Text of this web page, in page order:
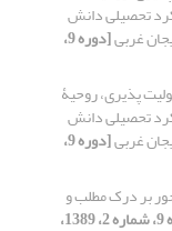
تحصیلی دانش
غربی [دوره 9،
پذیری، روحیۀ
تحصیلی دانش
غربی [دوره 9،
بر درک مطلب و
[دوره 9، شماره 2، 1389،